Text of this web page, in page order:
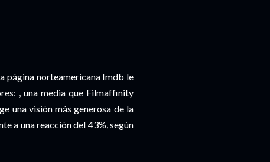
página norteamericana Imdb le
, una media que Filmaffinity
una visión más generosa de la
a una reacción del 43%, según